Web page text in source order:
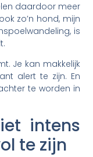
daardoor meer
zo’n hond, mijn
is
Je kan makkelijk
alert te zijn. En
te worden in
intens
te zijn